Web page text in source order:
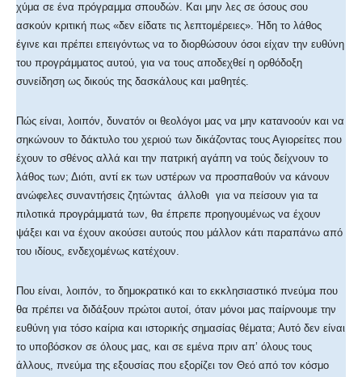
χύμα σε ένα πρόγραμμα σπουδών. Και μην λες σε όσους σου
ασκούν κριτική πως «δεν είδατε τις λεπτομέρειες». Ήδη το λάθος
έγινε και πρέπει επειγόντως να το διορθώσουν όσοι είχαν την ευθύνη
του προγράμματος αυτού, για να τους αποδεχθεί η ορθόδοξη
συνείδηση ως δικούς της δασκάλους και μαθητές.
Πώς είναι, λοιπόν, δυνατόν οι θεολόγοι μας να μην κατανοούν και να
σηκώνουν το δάκτυλο του χεριού των δικάζοντας τους Αγιορείτες που
έχουν το σθένος αλλά και την πατρική αγάπη να τούς δείχνουν το
λάθος των; Διότι, αντί εκ των υστέρων να προσπαθούν να κάνουν
ανώφελες συναντήσεις ζητώντας άλλοθι για να πείσουν για τα
πιλοτικά προγράμματά των, θα έπρεπε προηγουμένως να έχουν
ψάξει και να έχουν ακούσει αυτούς που μάλλον κάτι παραπάνω από
του ιδίους, ενδεχομένως κατέχουν.
Που είναι, λοιπόν, το δημοκρατικό και το εκκλησιαστικό πνεύμα που
θα πρέπει να διδάξουν πρώτοι αυτοί, όταν μόνοι μας παίρνουμε την
ευθύνη για τόσο καίρια και ιστορικής σημασίας θέματα; Αυτό δεν είναι
το υποβόσκον σε όλους μας, και σε εμένα πριν απ’ όλους τους
άλλους, πνεύμα της εξουσίας που εξορίζει τον Θεό από τον κόσμο